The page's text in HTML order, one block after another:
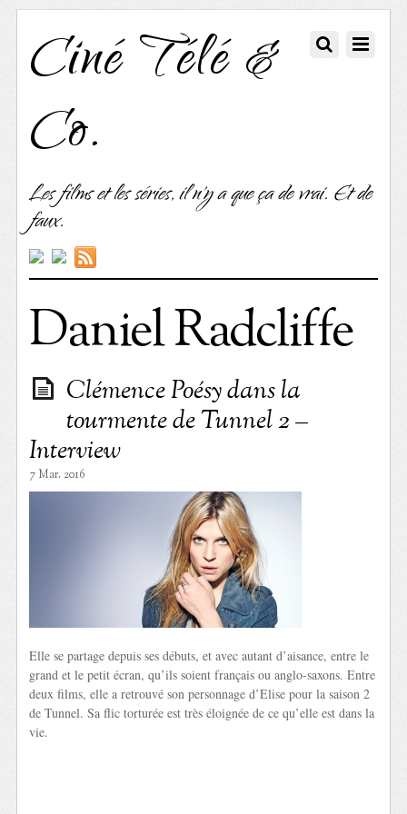
Ciné Télé &
Co.
Les films et les séries, il n'y a que ça de vrai. Et de
faux.
Daniel Radcliffe
Clémence Poésy dans la
tourmente de Tunnel 2 –
Interview
7 Mar. 2016
Elle se partage depuis ses débuts, et avec autant d’aisance, entre le
grand et le petit écran, qu’ils soient français ou anglo-saxons. Entre
deux films, elle a retrouvé son personnage d’Elise pour la saison 2
de Tunnel. Sa flic torturée est très éloignée de ce qu’elle est dans la
vie.